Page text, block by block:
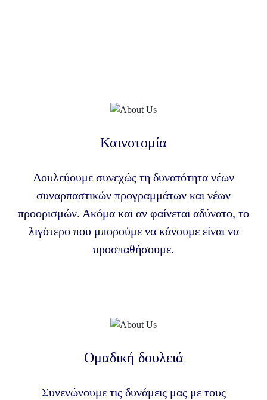
Καινοτομία
Δουλεύουμε συνεχώς τη δυνατότητα νέων
συναρπαστικών προγραμμάτων και νέων
προορισμών. Ακόμα και αν φαίνεται αδύνατο, το
λιγότερο που μπορούμε να κάνουμε είναι να
προσπαθήσουμε.
Ομαδική δουλειά
Συνενώνουμε τις δυνάμεις μας με τους